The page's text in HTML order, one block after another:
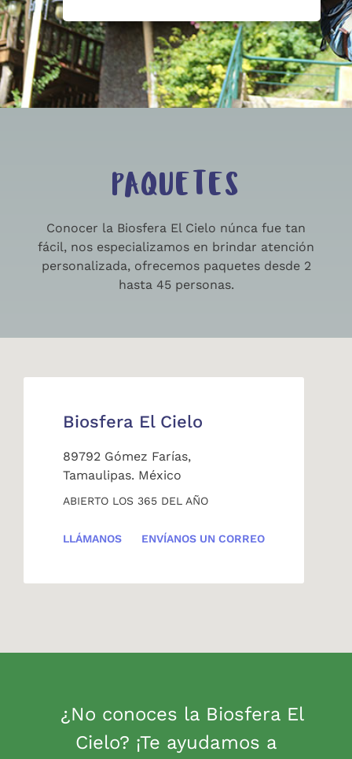
PAQUETES
Conocer la Biosfera El Cielo núnca fue tan
fácil, nos especializamos en brindar atención
personalizada, ofrecemos paquetes desde 2
hasta 45 personas.
Biosfera El Cielo
89792 Gómez Farías,
Tamaulipas. México
ABIERTO LOS 365 DEL AÑO
LLÁMANOS ENVÍANOS UN CORREO
¿No conoces la Biosfera El
Cielo? ¡Te ayudamos a